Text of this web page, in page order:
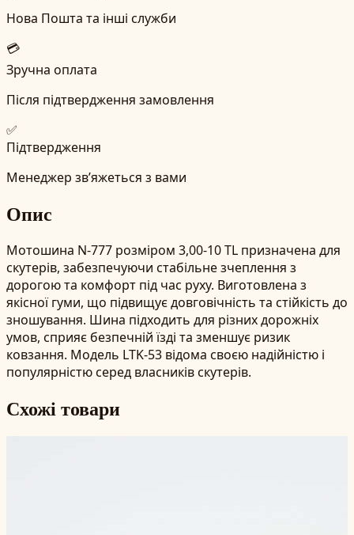
Нова Пошта та інші служби
💳
Зручна оплата
Після підтвердження замовлення
✅
Підтвердження
Менеджер зв’яжеться з вами
Опис
Мотошина N-777 розміром 3,00-10 TL призначена для
скутерів, забезпечуючи стабільне зчеплення з
дорогою та комфорт під час руху. Виготовлена з
якісної гуми, що підвищує довговічність та стійкість до
зношування. Шина підходить для різних дорожніх
умов, сприяє безпечній їзді та зменшує ризик
ковзання. Модель LTK-53 відома своєю надійністю і
популярністю серед власників скутерів.
Схожі товари